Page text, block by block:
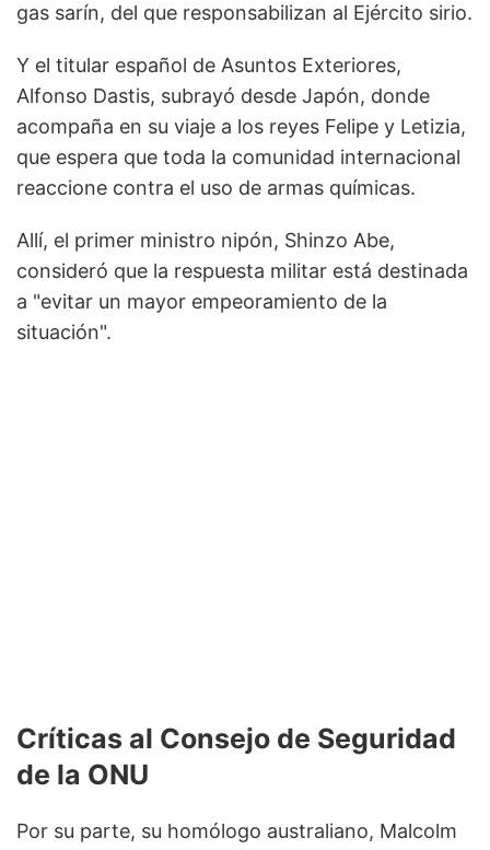
gas sarín, del que responsabilizan al Ejército sirio.
Y el titular español de Asuntos Exteriores,
Alfonso Dastis, subrayó desde Japón, donde
acompaña en su viaje a los reyes Felipe y Letizia,
que espera que toda la comunidad internacional
reaccione contra el uso de armas químicas.
Allí, el primer ministro nipón, Shinzo Abe,
consideró que la respuesta militar está destinada
a "evitar un mayor empeoramiento de la
situación".
Críticas al Consejo de Seguridad
de la ONU
Por su parte, su homólogo australiano, Malcolm